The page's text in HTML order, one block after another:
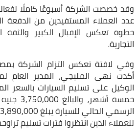
وقد خصصت الشركة أسبوعًا كاملًا
خطوة تعكس الإقبال الكبير والثقة
التجارية.
وفي لافتة تعكس التزام الشركة
أكدت نهى المليجي، المدير
الوكيل على تسليم السيارات بالسعر
خمسة
للعملاء الذين انتظروا فترات تسليم تراوحت بين 4